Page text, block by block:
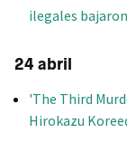
ilegales
24 abril
'The Third
Hirokazu